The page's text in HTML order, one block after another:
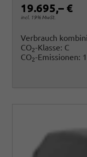
19.695,– €
incl. 19% MwSt.
Verbrauch
CO2-Klasse: C
CO2-Emissionen: